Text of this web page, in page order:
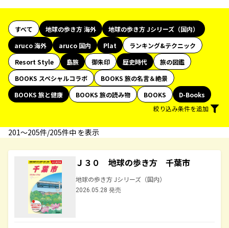
すべて 地球の歩き方 海外
地球の歩き方 Jシリーズ（国内）
aruco 海外
aruco 国内 Plat
ランキング&テクニック
Resort Style
島旅 御朱印 歴史時代
旅の図鑑
BOOKS スペシャルコラボ
BOOKS 旅の名言＆絶景
BOOKS 旅と健康
BOOKS 旅の読み物 BOOKS
D-Books
絞り込み条件を追加
201〜205件/205件中 を表示
Ｊ３０ 地球の歩き方 千葉市
地球の歩き方 Jシリーズ（国内）
2026.05.28 発売